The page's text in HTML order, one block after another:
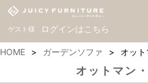
ゲスト様 ログインはこちら
HOME ガーデンソファ オッ
オットマン